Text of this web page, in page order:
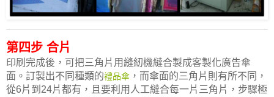
第四步 合片
印刷完成後，可把三角片用縫紉機繨合製成客製化廣告傘
面。訂製出不同種類的禮品傘 ，而傘面的三角片則有所不同，
從6片到24片都有，且要利用人工繨合每一片三角片，步驟極